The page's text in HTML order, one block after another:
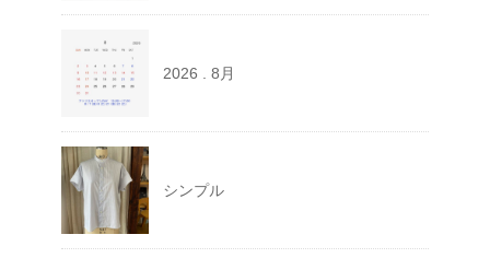
2026 . 8月
シンプル